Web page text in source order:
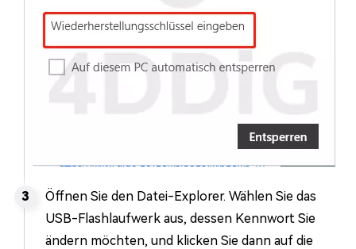
Öffnen Sie den Datei-Explorer. Wählen Sie das
USB-Flashlaufwerk aus, dessen Kennwort Sie
ändern möchten, und klicken Sie dann auf die